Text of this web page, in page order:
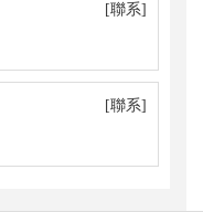
[聯系]
[聯系]